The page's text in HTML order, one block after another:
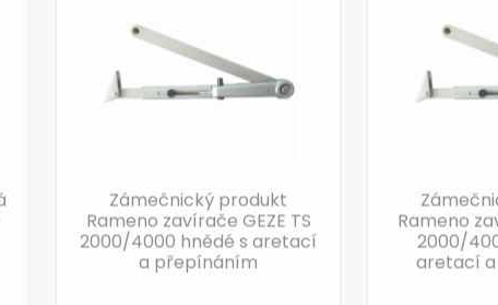
Rameno zavírače GEZE TS
2000/4000 hnědé s aretací
a přepínáním
Rameno
2000/
aretací